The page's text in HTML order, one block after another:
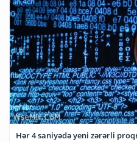
Hər 4 saniyədə yeni zərərli